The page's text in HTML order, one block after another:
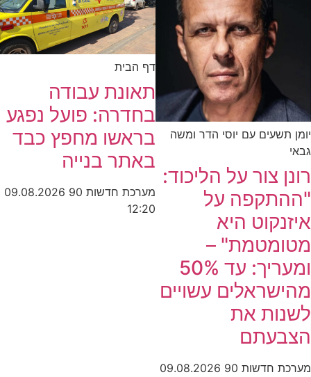
יומן תשעים עם יוסי הדר ומשה
גבאי
רונן צור על הליכוד:
"ההתקפה על
איזנקוט היא
מטומטמת" –
ומעריך: עד 50%
מהישראלים עשויים
לשנות את
הצבעתם
מערכת חדשות 90
09.08.2026
דף הבית
תאונת עבודה
בחדרה: פועל נפגע
בראשו מחפץ כבד
באתר בנייה
מערכת חדשות 90
09.08.2026
12:20